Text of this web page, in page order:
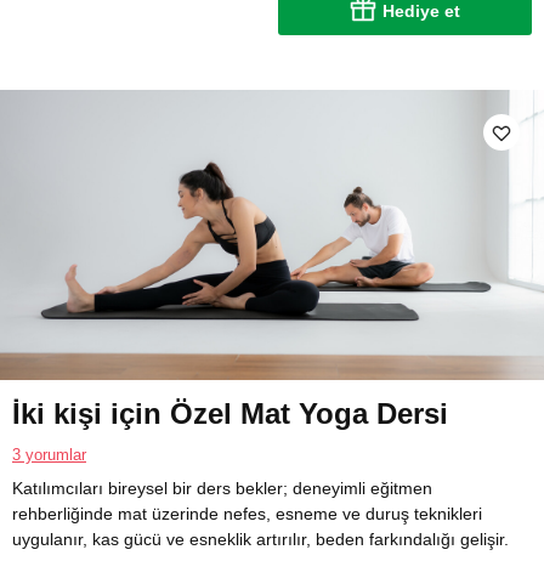
Hediye et
İki kişi için Özel Mat Yoga Dersi
3 yorumlar
Katılımcıları bireysel bir ders bekler; deneyimli eğitmen
rehberliğinde mat üzerinde nefes, esneme ve duruş teknikleri
uygulanır, kas gücü ve esneklik artırılır, beden farkındalığı gelişir.